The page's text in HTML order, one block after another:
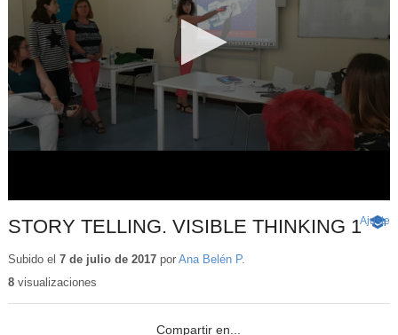
STORY TELLING. VISIBLE THINKING 1 -
Ajuste
Subido el 7 de julio de 2017por Ana Belén P.
8visualizaciones